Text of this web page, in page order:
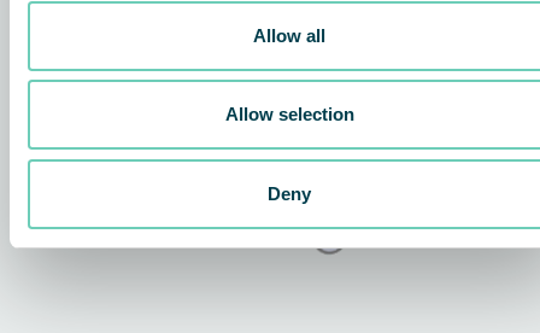
Allow all
Allow selection
Deny